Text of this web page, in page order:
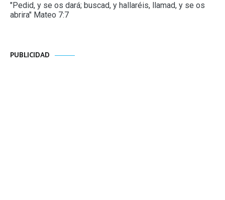
"Pedid, y se os dará; buscad, y hallaréis, llamad, y se os
abrira" Mateo 7:7
PUBLICIDAD